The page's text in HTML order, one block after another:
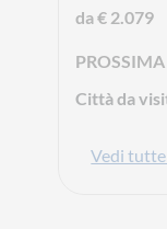
da € 2.079
Città da
Vedi